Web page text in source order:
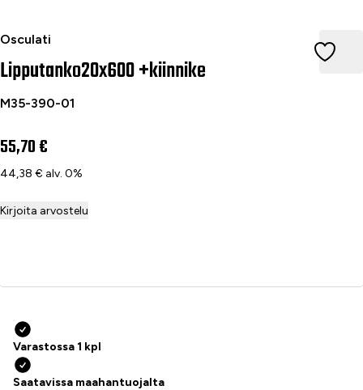
Osculati
Lipputanko20x600 +kiinnike
Lipputanko20x600 +kiinnike
M35-390-01
55,70 €
44,38 € alv. 0%
Kirjoita arvostelu
Varastossa 1 kpl
Saatavissa maahantuojalta